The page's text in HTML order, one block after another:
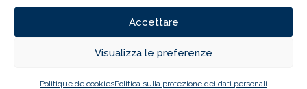
Accettare
Visualizza le preferenze
Politique de cookiesPolitica sulla protezione dei dati personali